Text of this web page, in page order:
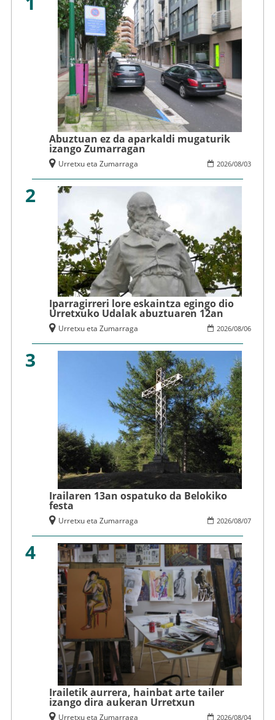
Abuztuan ez da aparkaldi mugaturik
izango Zumarragan
2026/08/03
Urretxu eta Zumarraga
2
Iparragirreri lore eskaintza egingo dio
Urretxuko Udalak abuztuaren 12an
2026/08/06
Urretxu eta Zumarraga
3
Irailaren 13an ospatuko da Belokiko
festa
2026/08/07
Urretxu eta Zumarraga
4
Irailetik aurrera, hainbat arte tailer
izango dira aukeran Urretxun
2026/08/04
Urretxu eta Zumarraga